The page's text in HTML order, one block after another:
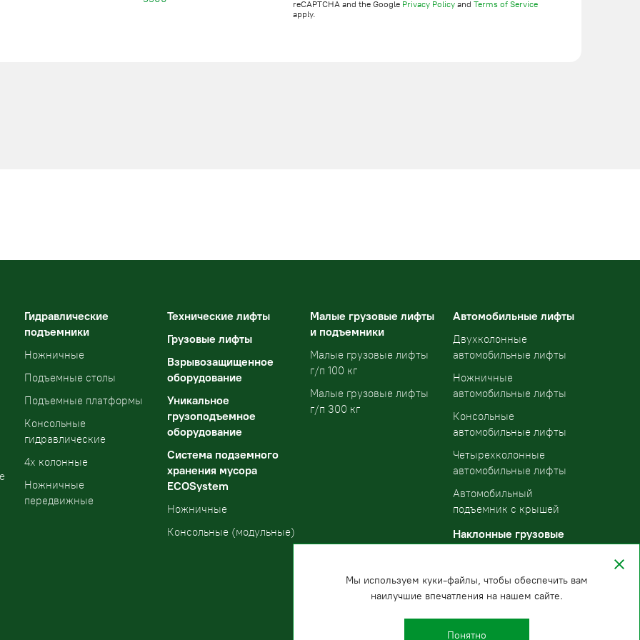
reCAPTCHA and the Google Privacy Policy and Terms of Service
apply.
Гидравлические
подъемники
Ножничные
Подъемные столы
Подъемные платформы
Консольные
гидравлические
4х колонные
Ножничные
передвижные
Технические лифты
Грузовые лифты
Взрывозащищенное
оборудование
Уникальное
грузоподъемное
оборудование
Система подземного
хранения мусора
ECOSystem
Ножничные
Консольные (модульные)
Малые грузовые лифты
и подъемники
Малые грузовые лифты
г/п 100 кг
Малые грузовые лифты
г/п 300 кг
Автомобильные лифты
Двухколонные
автомобильные лифты
Ножничные
автомобильные лифты
Консольные
автомобильные лифты
Четырехколонные
автомобильные лифты
Автомобильный
подъемник с крышей
Наклонные грузовые
Мы используем куки-файлы, чтобы обеспечить вам
наилучшие впечатления на нашем сайте.
Понятно